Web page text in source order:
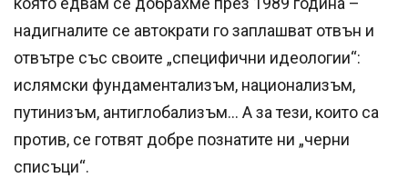
надигналите се автократи го заплашват отвън и
отвътре със своите „специфични идеологии“:
ислямски фундаментализъм, национализъм,
путинизъм, антиглобализъм… А за тези, които са
против, се готвят добре познатите ни „черни
списъци“.